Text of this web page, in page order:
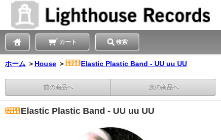
カート 検索
ホーム ＞ House ＞ Elastic Plastic Band - UU uu UU
前の商品へ 次の商品へ
Elastic Plastic Band - UU uu UU